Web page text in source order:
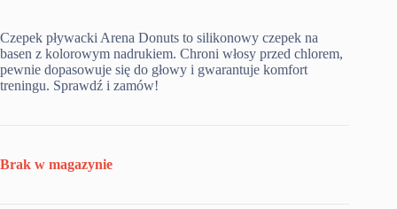
Czepek pływacki Arena Donuts to silikonowy czepek na
basen z kolorowym nadrukiem. Chroni włosy przed chlorem,
pewnie dopasowuje się do głowy i gwarantuje komfort
treningu. Sprawdź i zamów!
Brak w magazynie